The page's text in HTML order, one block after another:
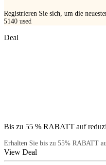
Registrieren Sie sich, um die
5140 used
Deal
Bis zu 55 % RABATT auf
Erhalten Sie bis zu 55% RABATT
View Deal